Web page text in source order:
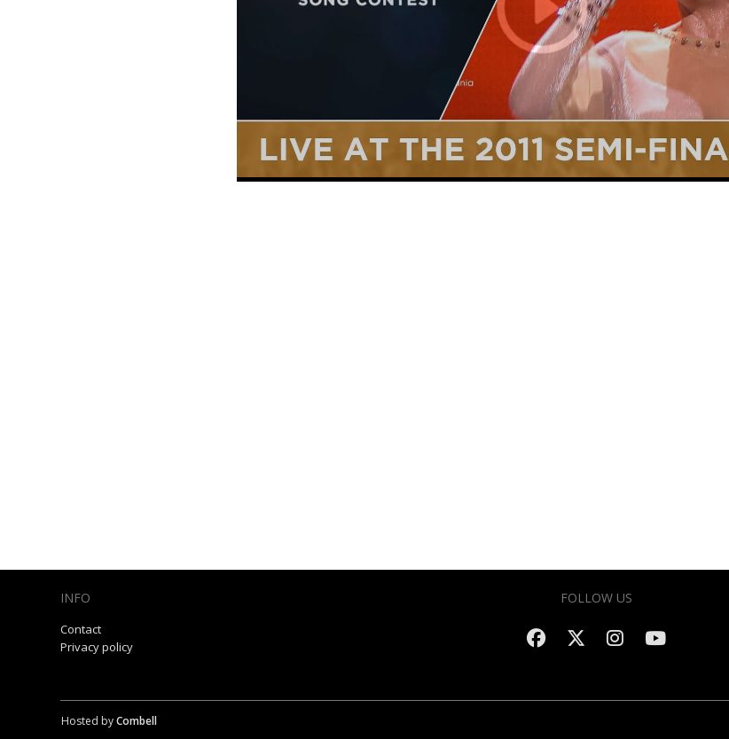
INFO
Contact
Privacy policy
FOLLOW US
Hosted byCombell